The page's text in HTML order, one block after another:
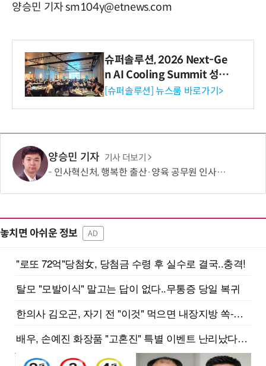
양승민 기자 sm104y@etnews.com
슈퍼솔루션, 2026 Next-Ge
n AI Cooling Summit 성황
리 성료
[슈퍼솔루션] 뉴스룸 바로가기>
양승민 기자 기사 더보기
인사혁신처, 행복한 출산·양육 공무원 인사제도 활용 안내자료 발간
놓치면 아쉬운 정보 AD